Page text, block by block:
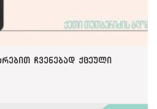
ჩვენებად ქცეული